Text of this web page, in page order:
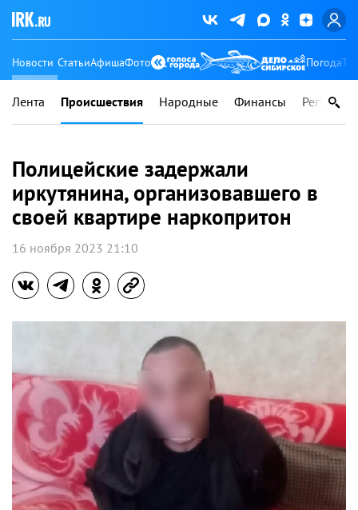
Новости СтатьиАфишаФото Погода
Лента Происшествия Народные Финансы Регионы
Полицейские задержали
иркутянина, организовавшего в
своей квартире наркопритон
16 ноября 2023 21:10